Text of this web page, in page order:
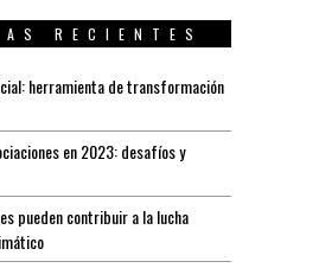
RECIENTES
herramienta de transformación
en 2023: desafíos y
pueden contribuir a la lucha